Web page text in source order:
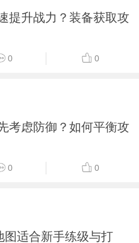
提升战力？装备获取攻
0 0
考虑防御？如何平衡攻
0 0
图适合新手练级与打